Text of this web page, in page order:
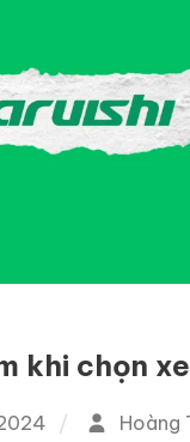
khi chọn
Hoàng